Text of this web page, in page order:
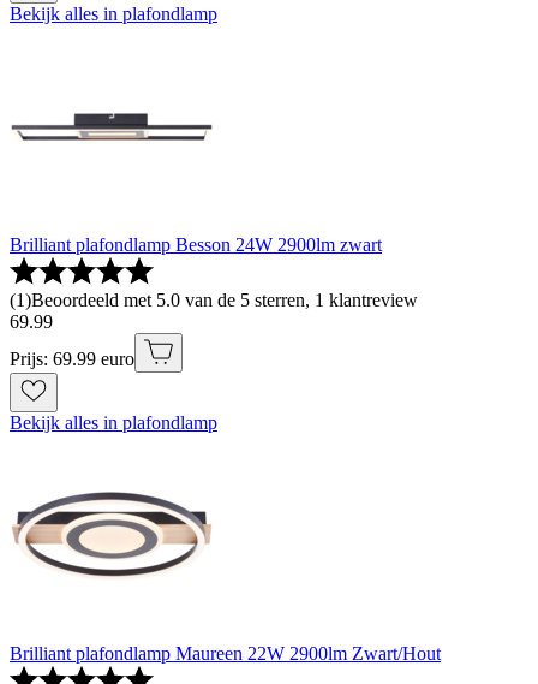
Bekijk alles in plafondlamp
Brilliant plafondlamp Besson 24W 2900lm zwart
(1)Beoordeeld met 5.0 van de 5 sterren, 1 klantreview
69.99
Prijs: 69.99 euro
Bekijk alles in plafondlamp
Brilliant plafondlamp Maureen 22W 2900lm Zwart/Hout